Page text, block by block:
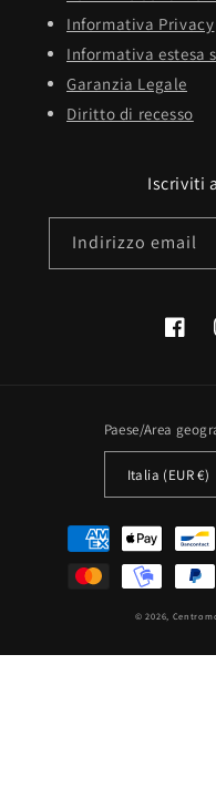
Informativa Privacy
Informativa estesa
Garanzia Legale
Diritto di recesso
Iscriviti
Indirizzo email
Paese/Area
Italia (EUR €)
Metodi
pagamento
© 2026,